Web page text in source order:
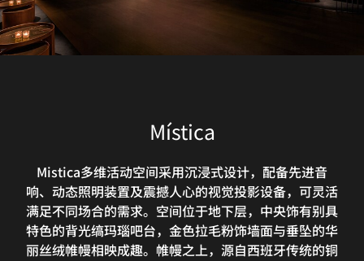
Mística
Mistica多维活动空间采用沉浸式设计，配备先进音
响、动态照明装置及震撼人心的视觉投影设备，可灵活
满足不同场合的需求。空间位于地下层，中央饰有别具
特色的背光缟玛瑙吧台，金色拉毛粉饰墙面与垂坠的华
丽丝绒帷幔相映成趣。帷幔之上，源自西班牙传统的铜